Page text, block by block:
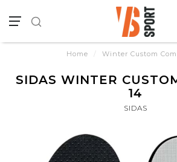
Home / Winter Custom
SIDAS WINTER
14
SIDAS